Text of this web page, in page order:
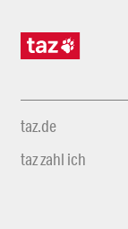
taz.de
taz zahl ich